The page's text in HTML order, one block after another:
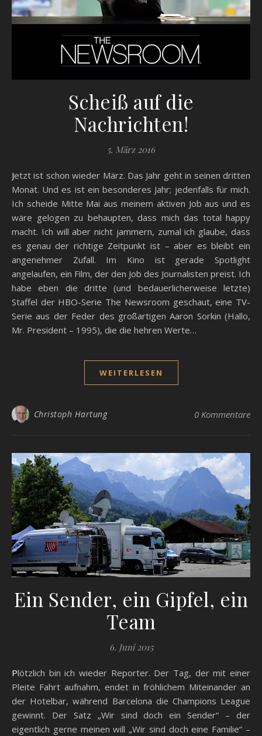
Scheiß auf die
Nachrichten!
5. März 2016
Jetzt ist schon wieder März. Das Jahr geht in seinen dritten
Monat. Und es ist ein besonderes Jahr; jedenfalls für mich.
Ich scheide Mitte Mai aus meinem aktiven Job aus und es
wäre gelogen zu behaupten, dass mich das total happy
macht. Ich will aber nicht jammern, zumal ich glaube, dass
es genau der richtige Zeitpunkt ist – aber es bleibt ein
angenehmer Zufall. Im Kino ist gerade Spotlight
angelaufen, ein Film, der den Job des Journalisten preist. Ich
habe eben die dritte (und bedauerlicherweise letzte)
Staffel der HBO-Serie The Newsroom geschaut, eine TV-
Serie aus der Feder des großartigen Aaron Sorkin (Hallo,
Mr. President – 1995), die die hehren Werte…
WEITERLESEN
Christoph Hartung 0 Kommentare
Ein Sender, ein Gipfel, ein
Team
6. Juni 2015
Plötzlich bin ich wieder Reporter. Der Tag, der mit einer
Pleite Fahrt aufnahm, endet in fröhlichem Miteinander an
der Hotelbar, während Barcelona die Champions League
gewinnt. Der Satz „Wir sind doch ein Sender“ – der
eigentlich gerne meinen will „Wir sind doch eine Familie“ –